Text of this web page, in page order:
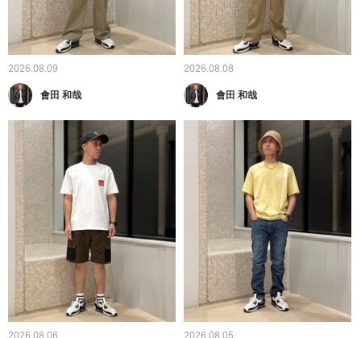
2026.08.09
會田 和哉
2026.08.08
會田 和哉
2026.08.06 2026.08.05